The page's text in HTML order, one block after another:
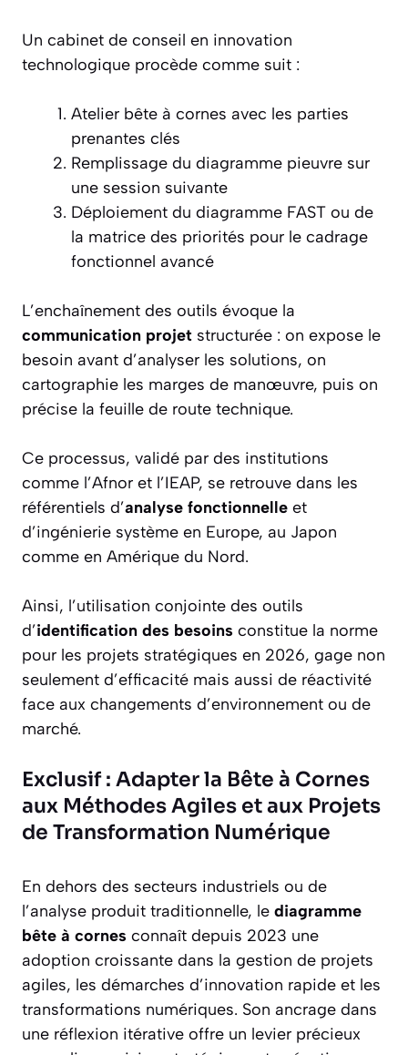
Un cabinet de conseil en innovation
technologique procède comme suit :
Atelier bête à cornes avec les parties
prenantes clés
Remplissage du diagramme pieuvre sur
une session suivante
Déploiement du diagramme FAST ou de
la matrice des priorités pour le cadrage
fonctionnel avancé
L’enchaînement des outils évoque la
communication projet structurée : on expose le
besoin avant d’analyser les solutions, on
cartographie les marges de manœuvre, puis on
précise la feuille de route technique.
Ce processus, validé par des institutions
comme l’Afnor et l’IEAP, se retrouve dans les
référentiels d’analyse fonctionnelle et
d’ingénierie système en Europe, au Japon
comme en Amérique du Nord.
Ainsi, l’utilisation conjointe des outils
d’identification des besoins constitue la norme
pour les projets stratégiques en 2026, gage non
seulement d’efficacité mais aussi de réactivité
face aux changements d’environnement ou de
marché.
Exclusif : Adapter la Bête à Cornes
aux Méthodes Agiles et aux Projets
de Transformation Numérique
En dehors des secteurs industriels ou de
l’analyse produit traditionnelle, le diagramme
bête à cornes connaît depuis 2023 une
adoption croissante dans la gestion de projets
agiles, les démarches d’innovation rapide et les
transformations numériques. Son ancrage dans
une réflexion itérative offre un levier précieux